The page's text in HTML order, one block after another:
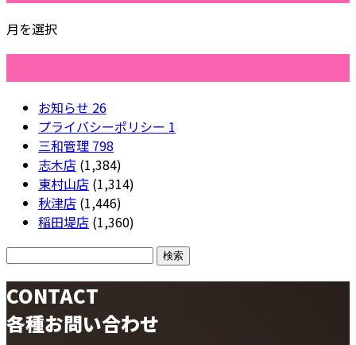
月を選択
お知らせ 26
プライバシーポリシー 1
三和管理 798
志木店 (1,384)
東村山店 (1,314)
秋津店 (1,446)
稲田堤店 (1,360)
CONTACT
各種お問い合わせ